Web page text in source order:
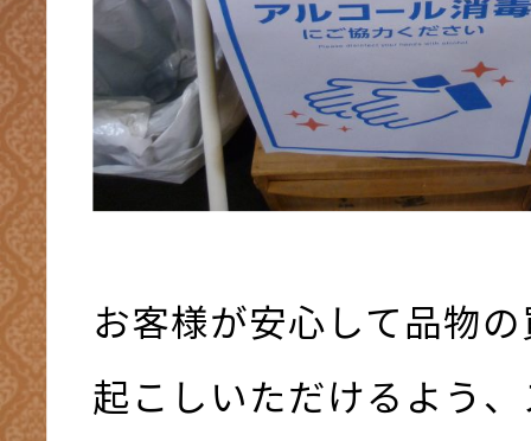
お客様が安心して品物
起こしいただけるよう